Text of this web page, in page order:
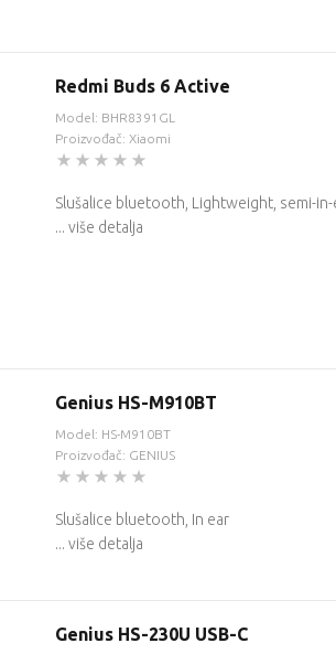
Redmi Buds 6 Active
Model: BHR8391GL
Proizvođač: Xiaomi
Slušalice bluetooth, Lightweight, semi-in-
... više detalja
Genius HS-M910BT
Model: HS-M910BT
Proizvođač: GENIUS
Slušalice bluetooth, In ear
... više detalja
Genius HS-230U USB-C